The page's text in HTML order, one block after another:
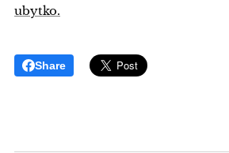
ubytko.
Share